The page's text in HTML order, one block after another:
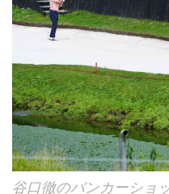
谷口徹のバンカーショ